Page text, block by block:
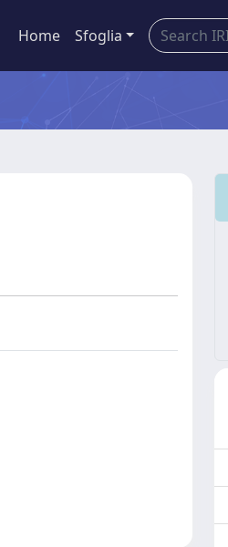
Home Sfoglia